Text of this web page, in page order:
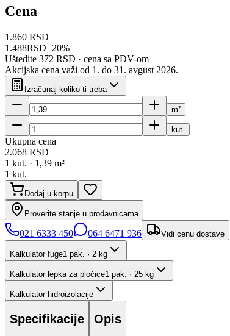
Cena
1.860 RSD
1.488RSD−20%
Uštedite 372 RSD · cena sa PDV-om
Akcijska cena važi od 1. do 31 . avgust 2026.
Izračunaj koliko ti treba
m²
kut.
Ukupna cena
2.068 RSD
1 kut. · 1,39 m²
1 kut.
Dodaj u korpu
Proverite stanje u prodavnicama
021 6333 450 064 6471 936 Vidi cenu dostave
Kalkulator fuge1 pak. · 2 kg
Kalkulator lepka za pločice1 pak. · 25 kg
Kalkulator hidroizolacije
Specifikacije Opis